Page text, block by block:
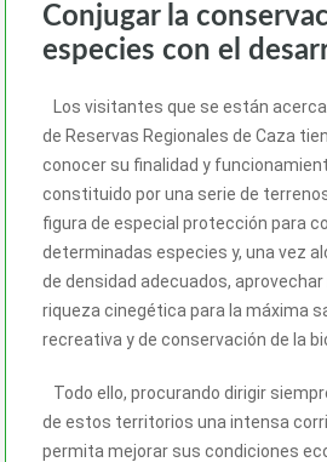
Conjugar la
especies con el
Los visitantes que se están
de Reservas Regionales de Caza
conocer su finalidad y
constituido por una serie de
figura de especial protección para
determinadas especies y, una vez
de densidad adecuados,
riqueza cinegética para la máxima
recreativa y de conservación de la
Todo ello, procurando dirigir
de estos territorios una intensa
permita mejorar sus condiciones